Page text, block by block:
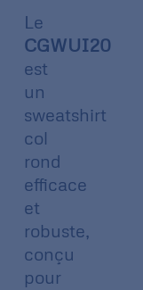
Le
CGWUI20
est
un
sweatshirt
col
rond
efficace
et
robuste,
conçu
pour